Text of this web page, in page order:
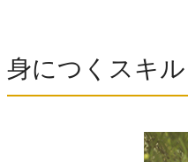
身につくスキル